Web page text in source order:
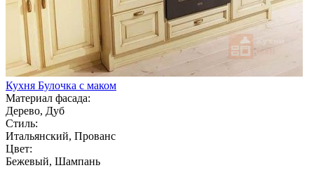
Кухня Булочка с маком
Материал фасада:
Дерево, Дуб
Стиль:
Итальянский, Прованс
Цвет:
Бежевый, Шампань